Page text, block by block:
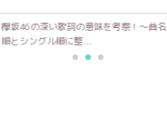
欅坂46の深い歌詞の意味を考察！〜曲名
順とシングル順に整...